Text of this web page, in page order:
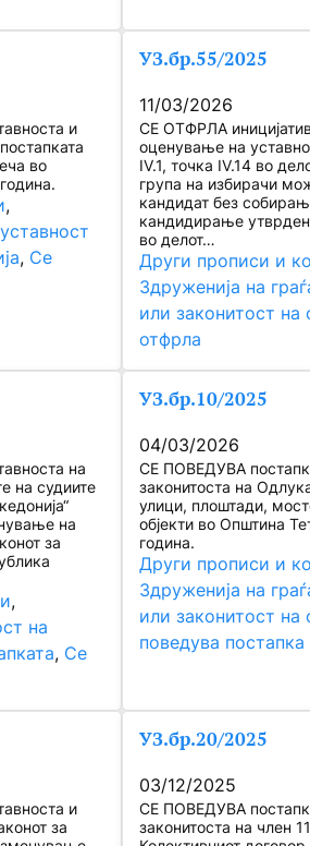
и
во
, Се
УЗ.бр.55/2025
11/03/2026
СЕ ОТФРЛА
оценување на
IV.1, точка IV.14 во
група на избирачи
кандидат без
кандидирање
во делот…
Други прописи и
Здруженија на
или законитост на
отфрла
на
на судиите
на
за
на
, Се
УЗ.бр.10/2025
04/03/2026
СЕ ПОВЕДУВА
законитоста на
улици, плоштади,
објекти во Општина
година.
Други прописи и
Здруженија на
или законитост на
поведува постапка
и
за
УЗ.бр.20/2025
03/12/2025
СЕ ПОВЕДУВА
законитоста на член